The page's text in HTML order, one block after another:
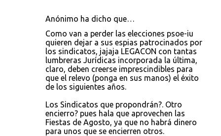
Anónimo ha dicho que…
Como van a perder las elecciones psoe-iu
quieren dejar a sus espias patrocinados por
los sindicatos, jajaja LEGACON con tantas
lumbreras Jurídicas incorporada la última,
claro, deben creerse imprescindibles para
que el relevo (ponga en sus manos) el éxito
de los siguientes años.
Los Sindicatos que propondrán?. Otro
encierro? pues hala que aprovechen las
Fiestas de Agosto, ya que no habrá dinero
para unos que se encierren otros.